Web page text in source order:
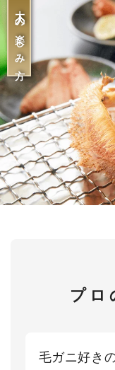
大人の楽しみ方
プロ
毛ガニ好き